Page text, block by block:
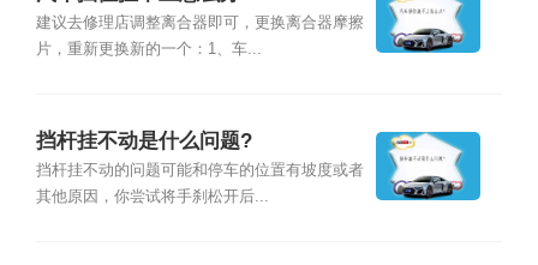
建议去修理店调整离合器即可，更换离合器摩擦
片，重新更换新的一个：1、车...
挡杆挂不动是什么问题?
挡杆挂不动的问题可能和停车的位置有坡度或者
其他原因，你尝试将手刹松开后...